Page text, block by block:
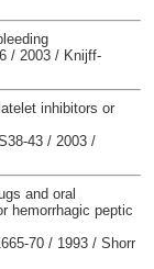
/ 2003 / Knijff-
inhibitors or
43 / 2003 /
and oral
hemorrhagic peptic
70 / 1993 / Shorr